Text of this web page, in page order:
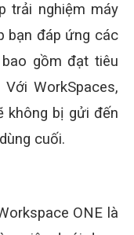
trải nghiệm máy
bạn đáp ứng các
gồm đạt tiêu
WorkSpaces,
không bị gửi đến
cuối.
ONE là